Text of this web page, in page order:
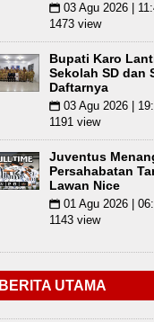
📅 03 Agu 2026 |
1473 view
Bupati Karo
Sekolah SD dan
Daftarnya
📅 03 Agu 2026 |
1191 view
Juventus
Persahabatan
Lawan Nice
📅 01 Agu 2026 |
1143 view
BERITA UTAMA